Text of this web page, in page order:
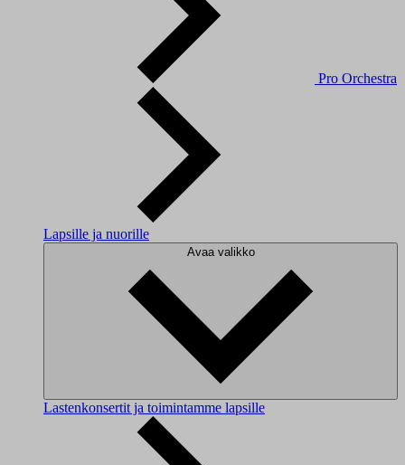
Pro Orchestra
Lapsille ja nuorille
Avaa valikko
Lastenkonsertit ja toimintamme lapsille